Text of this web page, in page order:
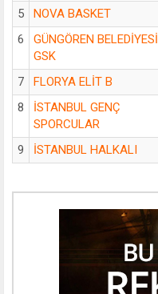
5
NOVA BASKET
6
GÜNGÖREN BELEDİYESİ
GSK
7 FLORYA ELİT B
8
İSTANBUL GENÇ
SPORCULAR
9 İSTANBUL HALKALI